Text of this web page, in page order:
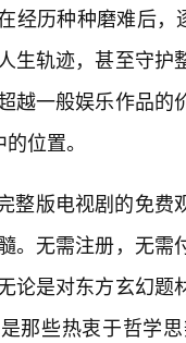
经历种种磨难后，
生轨迹，甚至守
越一般娱乐作品
位置。
整版电视剧的免
。无需注册，无
论是对东方玄幻
那些热衷于哲学